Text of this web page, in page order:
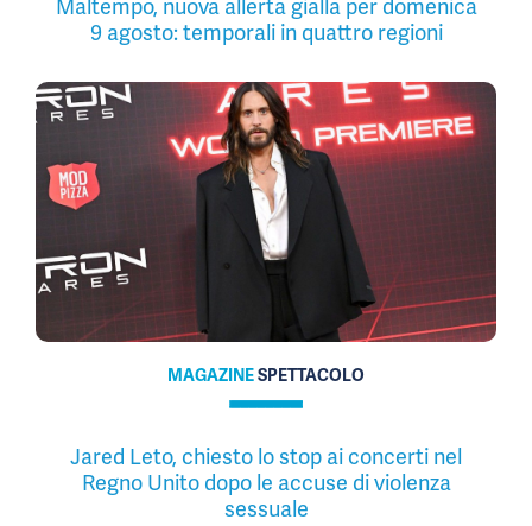
Maltempo, nuova allerta gialla per domenica
9 agosto: temporali in quattro regioni
MAGAZINESPETTACOLO
Jared Leto, chiesto lo stop ai concerti nel
Regno Unito dopo le accuse di violenza
sessuale